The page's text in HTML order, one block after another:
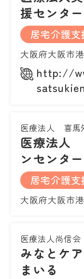
援センター
居宅介護支
大阪府大阪市
http://
医療法人 喜馬
医療法人
ンセンター
居宅介護支
大阪府大阪市
医療法人尚信会
みなとケ
まいる